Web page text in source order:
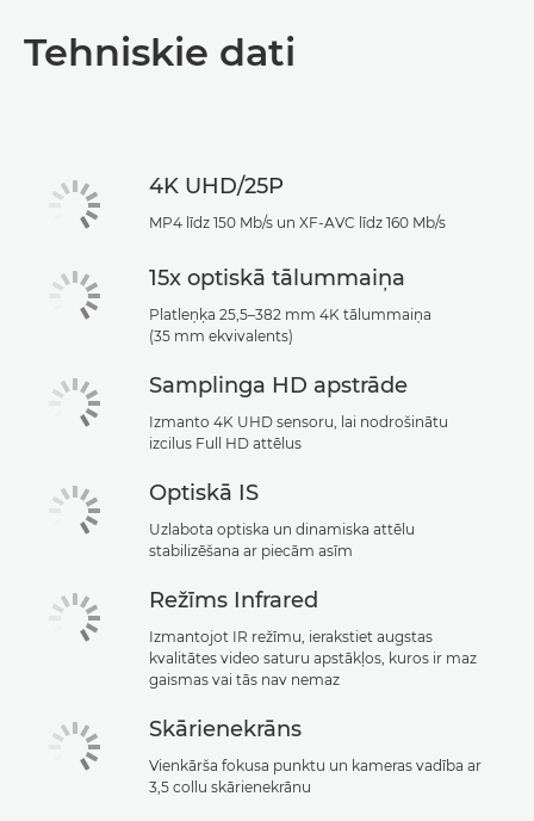
Tehniskie dati
4K UHD/25P
MP4 līdz 150 Mb/s un XF-AVC līdz 160 Mb/s
15x optiskā tālummaiņa
Platleņķa 25,5–382 mm 4K tālummaiņa
(35 mm ekvivalents)
Samplinga HD apstrāde
Izmanto 4K UHD sensoru, lai nodrošinātu
izcilus Full HD attēlus
Optiskā IS
Uzlabota optiska un dinamiska attēlu
stabilizēšana ar piecām asīm
Režīms Infrared
Izmantojot IR režīmu, ierakstiet augstas
kvalitātes video saturu apstākļos, kuros ir maz
gaismas vai tās nav nemaz
Skārienekrāns
Vienkārša fokusa punktu un kameras vadība ar
3,5 collu skārienekrānu